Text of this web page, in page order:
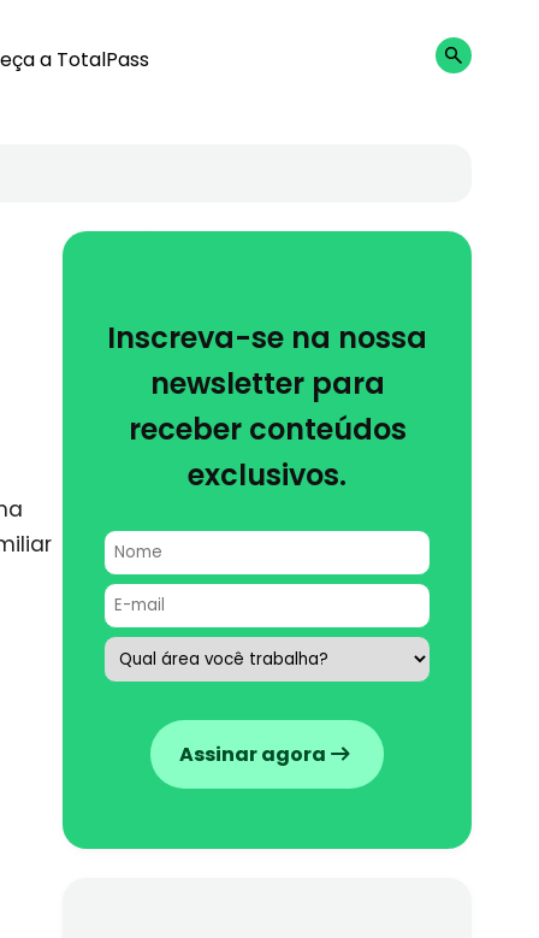
a TotalPass
Inscreva-se na nossa
newsletter para
receber conteúdos
exclusivos.
Assinar agora